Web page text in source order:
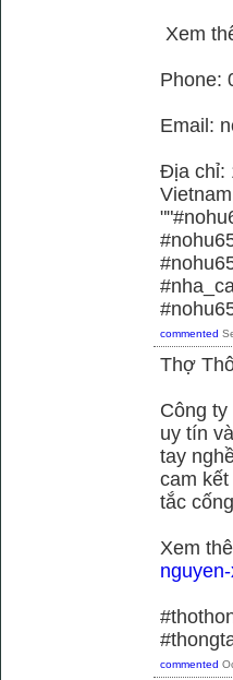
Xem
Phone:
Email:
Địa chỉ:
Vietnam
commented
Thợ
Công
uy tín
tay
cam
tắc
Xem
commented